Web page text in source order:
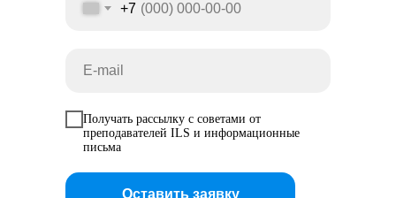
+7
Получать рассылку с советами от
преподавателей ILS и информационные
письма
Оставить заявку